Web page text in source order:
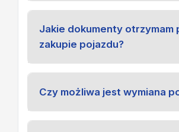
Jakie dokumenty otrzymam
zakupie pojazdu?
Czy możliwa jest wymiana